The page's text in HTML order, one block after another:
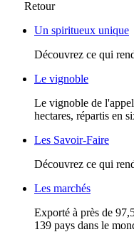
Retour
Un spiritueux unique
Découvrez ce qui
Le vignoble
Le vignoble de
hectares, répartis en
Les Savoir-Faire
Découvrez ce qui
Les marchés
Exporté à près de
139 pays dans le